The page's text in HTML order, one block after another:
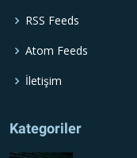
RSS Feeds
Atom Feeds
İletişim
Kategoriler